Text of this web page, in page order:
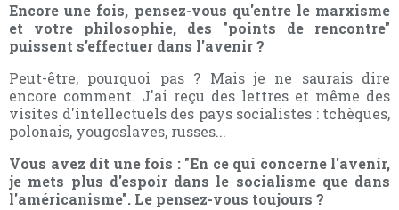
Encore une fois, pensez-vous qu'entre le marxisme
et votre philosophie, des "points de rencontre"
puissent s'effectuer dans l'avenir ?
Peut-être, pourquoi pas ? Mais je ne saurais dire
encore comment. J'ai reçu des lettres et même des
visites d'intellectuels des pays socialistes : tchèques,
polonais, yougoslaves, russes...
Vous avez dit une fois : "En ce qui concerne l'avenir,
je mets plus d'espoir dans le socialisme que dans
l'américanisme". Le pensez-vous toujours ?